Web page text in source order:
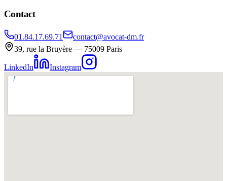
Contact
01.84.17.69.71
contact@avocat-dm.fr
39, rue la Bruyère — 75009 Paris
LinkedIn Instagram